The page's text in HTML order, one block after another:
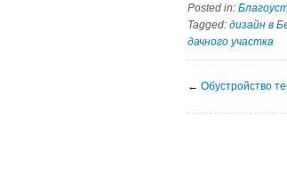
Posted in:
Tagged: дизайн в
дачного участка
← Обустройство